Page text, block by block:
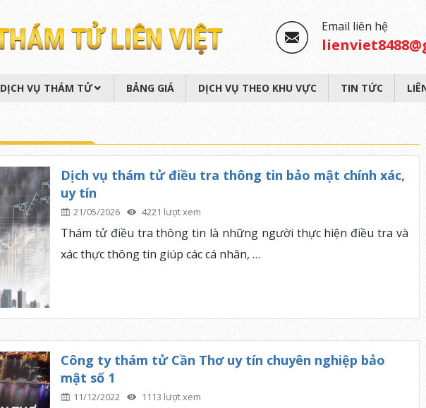
Email liên hệ
DỊCH VỤ THÁM TỬ BẢNG GIÁ DỊCH VỤ THEO KHU VỰC TIN TỨC
Dịch vụ thám tử điều tra thông tin bảo mật chính xác,
uy tín
21/05/2026 4221 lượt xem
Thám tử điều tra thông tin là những người thực hiện điều tra và
xác thực thông tin giúp các cá nhân, …
Công ty thám tử Cần Thơ uy tín chuyên nghiệp bảo
mật số 1
11/12/2022 1113 lượt xem